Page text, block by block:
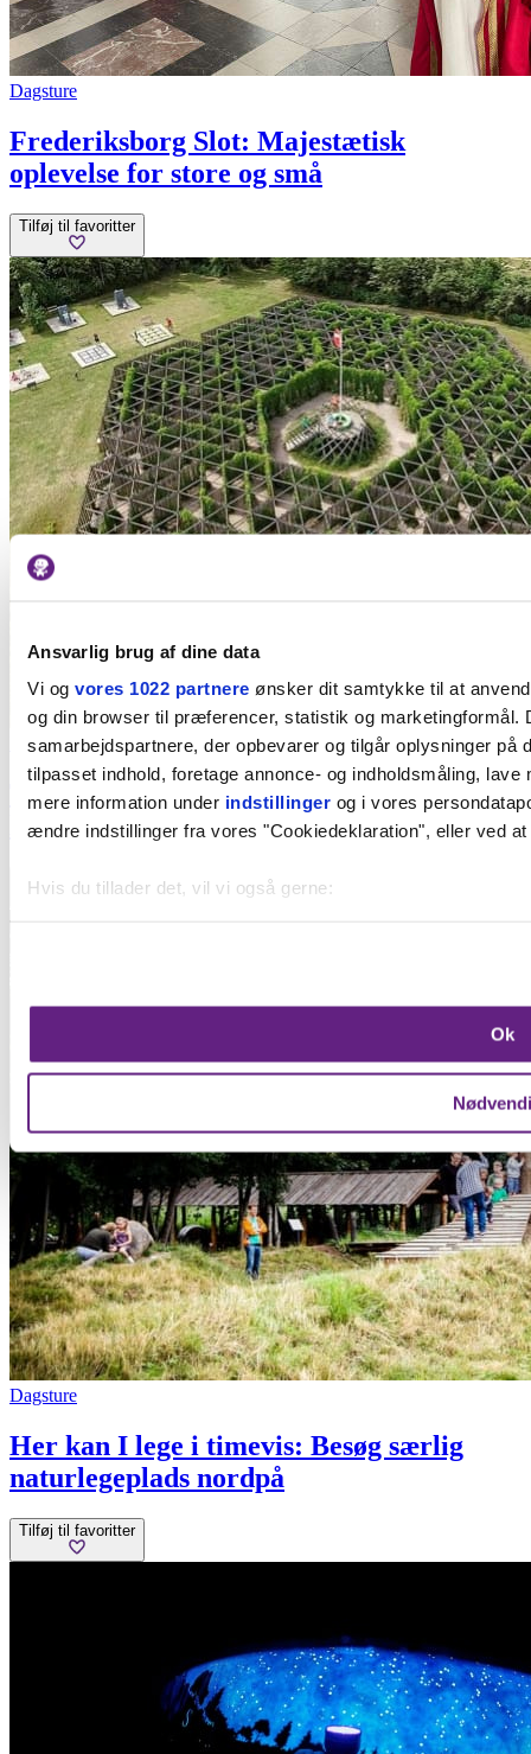
Ansvarlig brug af dine data
Vi og vores 1022 partnere ønsker dit samtykke til at
og din browser til præferencer, statistik og marketingformål.
samarbejdspartnere, der opbevarer og tilgår oplysninger på
tilpasset indhold, foretage annonce- og indholdsmåling,
mere information under indstillinger og i vores
ændre indstillinger fra vores "Cookiedeklaration", eller ved
Hvis du tillader det, vil vi også gerne:
Vi bruger cookies til at forbedre brugeroplevelsen på
oplysninger om din brug af vores hjemmeside med vores
Ok
Dagsture
Frederiksborg Slot: Majestætisk
oplevelse for store og små
Tilføj til favoritter
Dagsture
Ta' på tur: Besøg den 20.000 m2 store
labyrintpark
Tilføj til favoritter
Dagsture
Her kan I lege i timevis: Besøg særlig
naturlegeplads nordpå
Tilføj til favoritter